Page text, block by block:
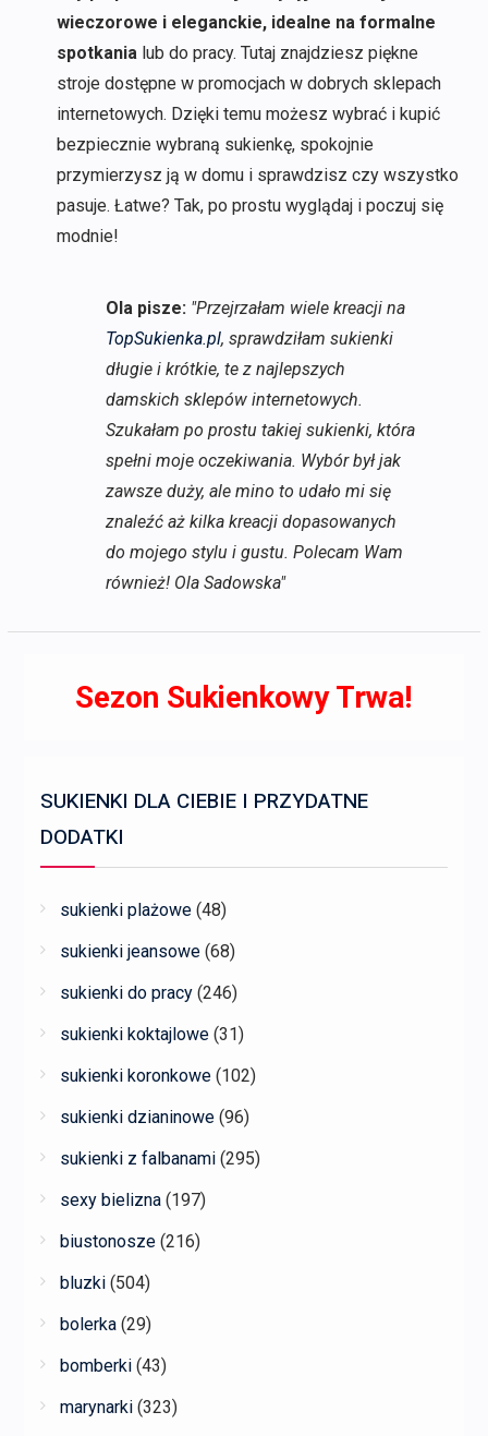
wieczorowe i eleganckie, idealne na formalne
spotkanialub do pracy. Tutaj znajdziesz piękne
stroje dostępne w promocjach w dobrych sklepach
internetowych. Dzięki temu możesz wybrać i kupić
bezpiecznie wybraną sukienkę, spokojnie
przymierzysz ją w domu i sprawdzisz czy wszystko
pasuje. Łatwe? Tak, po prostu wyglądaj i poczuj się
modnie!
Ola pisze: "Przejrzałam wiele kreacji na
TopSukienka.pl, sprawdziłam sukienki
długie i krótkie, te z najlepszych
damskich sklepów internetowych.
Szukałam po prostu takiej sukienki, która
spełni moje oczekiwania. Wybór był jak
zawsze duży, ale mino to udało mi się
znaleźć aż kilka kreacji dopasowanych
do mojego stylu i gustu. Polecam Wam
również! Ola Sadowska"
Sezon Sukienkowy Trwa!
SUKIENKI DLA CIEBIE I PRZYDATNE
DODATKI
sukienki plażowe (48)
sukienki jeansowe (68)
sukienki do pracy (246)
sukienki koktajlowe (31)
sukienki koronkowe (102)
sukienki dzianinowe (96)
sukienki z falbanami (295)
sexy bielizna (197)
biustonosze (216)
bluzki (504)
bolerka (29)
bomberki (43)
marynarki (323)